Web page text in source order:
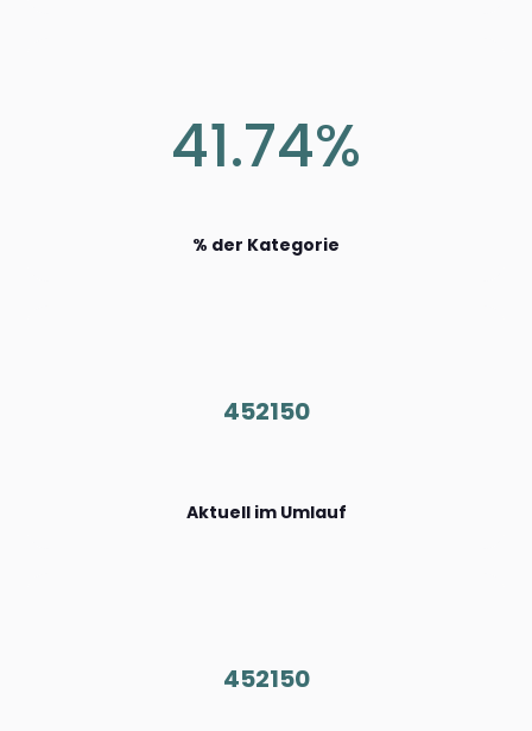
41.74%
% der Kategorie
452150
Aktuell im Umlauf
452150